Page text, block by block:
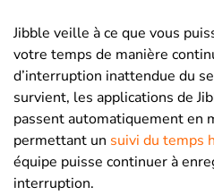
Jibble veille à ce que vous
votre temps de manière
d’interruption inattendue du
survient, les applications de
passent automatiquement en
permettant un suivi du temps
équipe puisse continuer à
interruption.